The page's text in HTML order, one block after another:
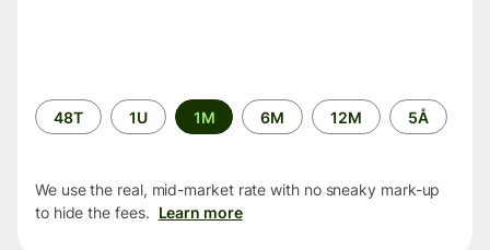
Time
period
48T 1U 1M 6M 12M 5Å
We use the real, mid-market rate with no sneaky mark-up
to hide the fees. Learn more